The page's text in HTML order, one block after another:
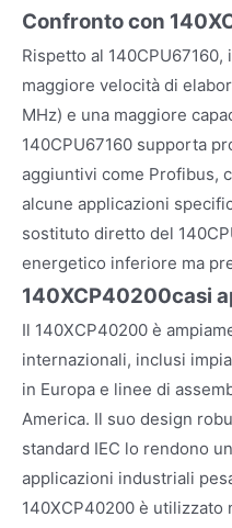
Confronto con
Rispetto al
maggiore velocità di
MHz) e una maggiore
140CPU67160 supporta
aggiuntivi come Profibus,
alcune applicazioni
sostituto diretto del
energetico inferiore ma
140XCP40200casi
Il 140XCP40200 è
internazionali, inclusi
in Europa e linee di
America. Il suo design
standard IEC lo rendono
applicazioni industriali
140XCP40200 è